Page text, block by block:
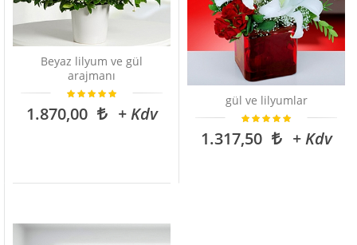
Beyaz lilyum ve gül
arajmanı
1.870,00 + Kdv
gül ve lilyumlar
1.317,50 + Kdv